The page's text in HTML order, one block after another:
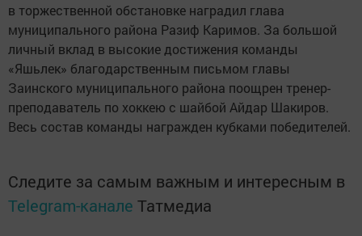
в торжественной обстановке наградил глава
муниципального района Разиф Каримов. За большой
личный вклад в высокие достижения команды
«Яшьлек» благодарственным письмом главы
Заинского муниципального района поощрен тренер-
преподаватель по хоккею с шайбой Айдар Шакиров.
Весь состав команды награжден кубками победителей.
Следите за самым важным и интересным в
Telegram-канале Татмедиа